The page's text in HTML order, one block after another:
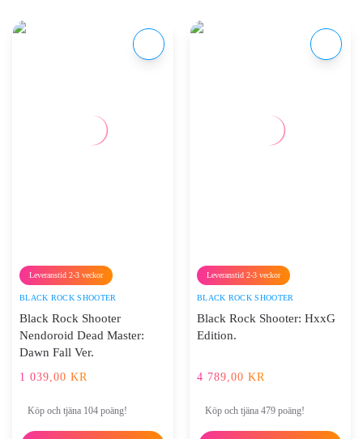
Leveranstid 2-3 veckor
BLACK ROCK SHOOTER
Black Rock Shooter
Nendoroid Dead Master:
Dawn Fall Ver.
1 039,00 KR
Köp och tjäna 104 poäng!
Leveranstid 2-3 veckor
BLACK ROCK SHOOTER
Black Rock Shooter: HxxG
Edition.
4 789,00 KR
Köp och tjäna 479 poäng!